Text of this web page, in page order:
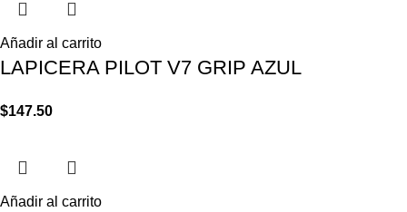
Añadir al carrito
LAPICERA PILOT V7 GRIP AZUL
$147.50
Añadir al carrito